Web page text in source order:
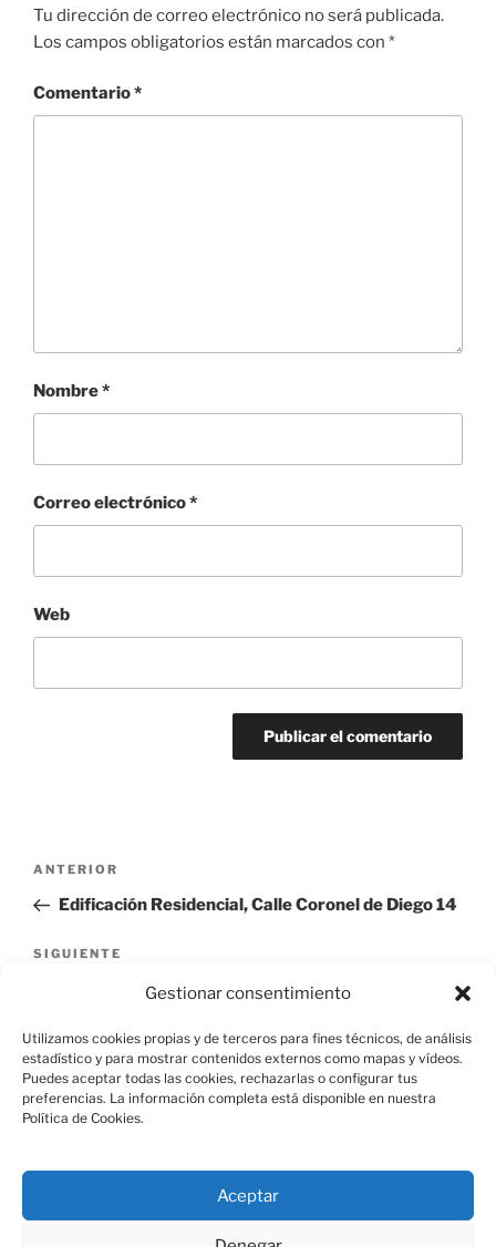
Gestionar consentimiento
Utilizamos cookies propias y de terceros para fines técnicos, de análisis
estadístico y para mostrar contenidos externos como mapas y vídeos.
Puedes aceptar todas las cookies, rechazarlas o configurar tus
preferencias. La información completa está disponible en nuestra
Política de Cookies.
Aceptar
Tu dirección de correo electrónico no será publicada.
Los campos obligatorios están marcados con *
Comentario*
Nombre*
Correo electrónico*
Web
Navegación
entradas
Entrada
anterior:
ANTERIOR
Edificación Residencial, Calle Coronel de Diego 14
Siguiente
SIGUIENTE
Edificación Residencial, Calle Leandro Rubio 10